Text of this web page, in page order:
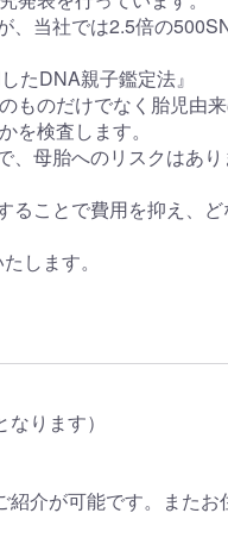
当社では2.5倍の
たDNA親子鑑定法』
のだけでなく胎児由
検査します。
母胎へのリスクはあり
ことで費用を抑え、
します。
ります）
介が可能です。また